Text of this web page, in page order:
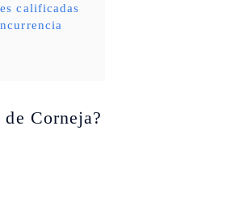
calificadas
Corneja?